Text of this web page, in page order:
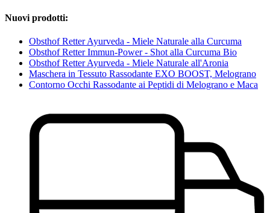
Nuovi prodotti:
Obsthof Retter Ayurveda - Miele Naturale alla Curcuma
Obsthof Retter Immun-Power - Shot alla Curcuma Bio
Obsthof Retter Ayurveda - Miele Naturale all'Aronia
Maschera in Tessuto Rassodante EXO BOOST, Melograno
Contorno Occhi Rassodante ai Peptidi di Melograno e Maca